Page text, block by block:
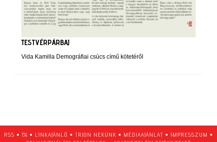
TESTVÉRPÁRBAJ
Vida Kamilla Demográfiai csúcs című kötetéről
RSS • 1% • LINKAJÁNLÓ • ÍRJON NEKÜNK • MÉDIAAJÁNLAT • IMPRESSZUM •